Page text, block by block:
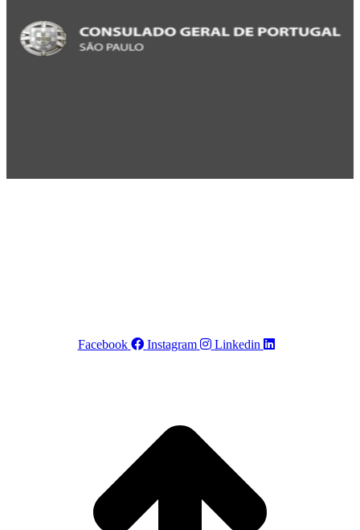
Facebook Instagram Linkedin